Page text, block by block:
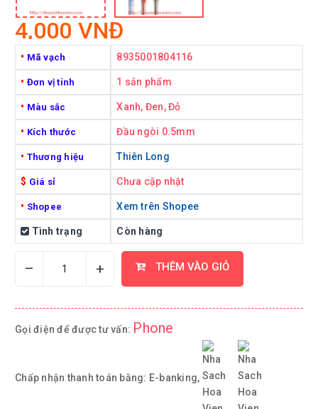
4,000 VNĐ
• Mã vạch 8935001804116
• Đơn vị tính 1 sản phẩm
• Màu sắc Xanh, Đen, Đỏ
• Kích thước Đầu ngòi 0.5mm
• Thương hiệu Thiên Long
$ Giá sỉ Chưa cập nhật
• Shopee Xem trên Shopee
Tình trạng Còn hàng
– + THÊM VÀO GIỎ
Gọi điện để được tư vấn: Phone
Chấp nhận thanh toán bằng: E-banking,